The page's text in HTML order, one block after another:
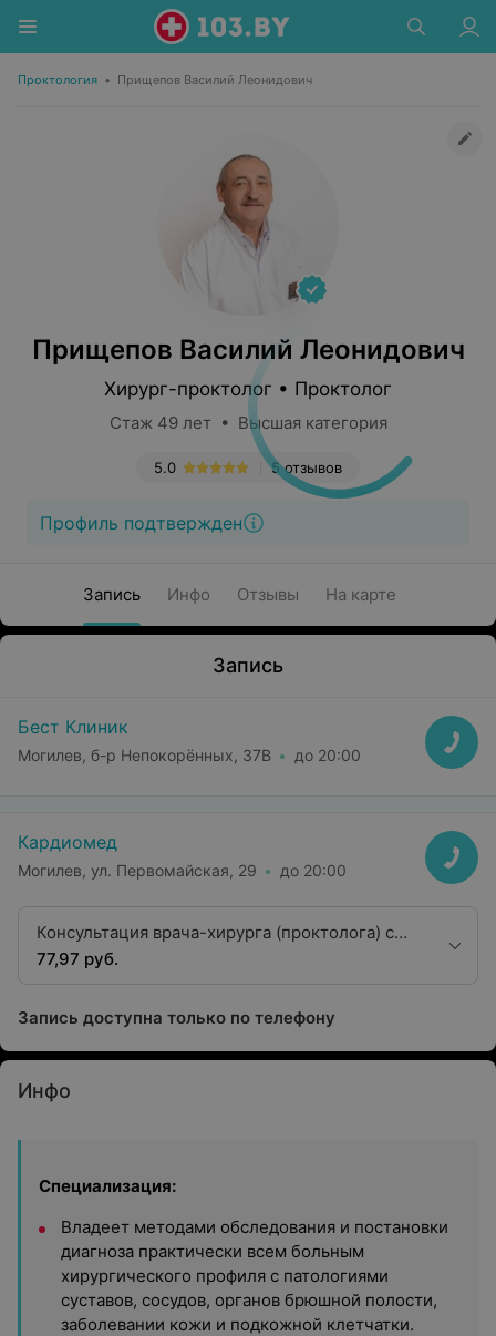
Проктология • Прищепов Василий Леонидович
Прищепов Василий Леонидович
Хирург-проктолог • Проктолог
Стаж 49 лет • Высшая категория
5 отзывов
5.0
Профиль подтвержден
Запись Инфо Отзывы На карте
Запись
Бест Клиник
Могилев, б-р Непокорённых, 37В до 20:00
Кардиомед
Могилев, ул. Первомайская, 29 до 20:00
Консультация врача-хирурга (проктолога) с
ректороманоскопическим исследованием
77,97 руб.
Запись доступна только по телефону
Инфо
Специализация:
Владеет методами обследования и постановки
диагноза практически всем больным
хирургического профиля с патологиями
суставов, сосудов, органов брюшной полости,
заболевании кожи и подкожной клетчатки.